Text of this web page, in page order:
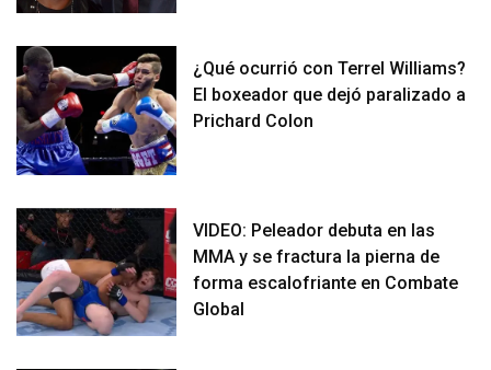
¿Qué ocurrió con Terrel Williams?
El boxeador que dejó paralizado a
Prichard Colon
VIDEO: Peleador debuta en las
MMA y se fractura la pierna de
forma escalofriante en Combate
Global